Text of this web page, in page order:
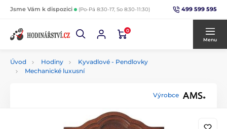
Jsme Vám k dispozici (Po-Pá 8:30-17, So 8:30-11:30) 499 599 595
0
Menu
Úvod Hodiny
Kyvadlové - Pendlovky
Mechanické luxusní
Výrobce